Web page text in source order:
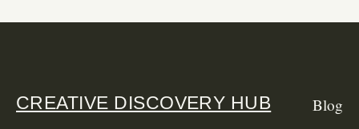
CREATIVE DISCOVERY HUB Blog